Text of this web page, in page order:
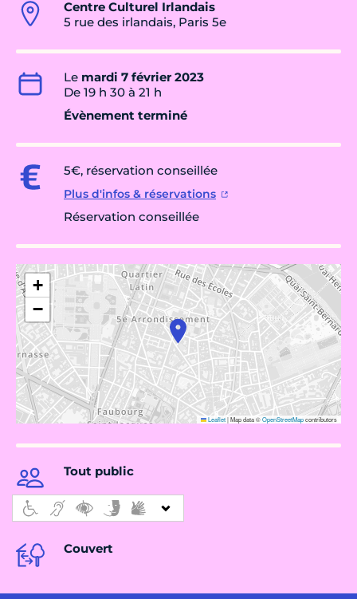
Centre Culturel Irlandais
5 rue des irlandais, Paris 5e
Le mardi 7 février 2023
De 19 h 30 à 21 h
Évènement terminé
5€, réservation conseillée
Plus d'infos & réservations
Réservation conseillée
+
−
Leaflet|Map data ©OpenStreetMapcontributors
Tout public
Couvert